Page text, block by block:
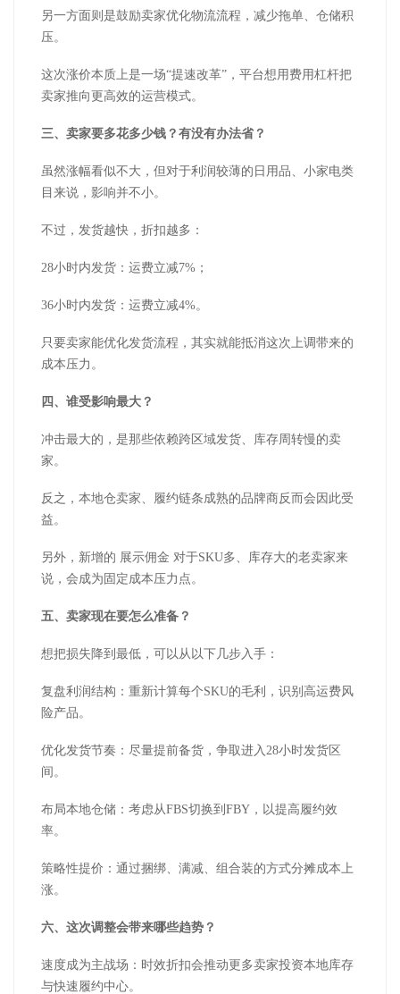
另一方面则是鼓励卖家优化物流流程，减少拖单、仓储积
压。
这次涨价本质上是一场“提速改革”，平台想用费用杠杆把
卖家推向更高效的运营模式。
三、卖家要多花多少钱？有没有办法省？
虽然涨幅看似不大，但对于利润较薄的日用品、小家电类
目来说，影响并不小。
不过，发货越快，折扣越多：
28小时内发货：运费立减7%；
36小时内发货：运费立减4%。
只要卖家能优化发货流程，其实就能抵消这次上调带来的
成本压力。
四、谁受影响最大？
冲击最大的，是那些依赖跨区域发货、库存周转慢的卖
家。
反之，本地仓卖家、履约链条成熟的品牌商反而会因此受
益。
另外，新增的 展示佣金 对于SKU多、库存大的老卖家来
说，会成为固定成本压力点。
五、卖家现在要怎么准备？
想把损失降到最低，可以从以下几步入手：
复盘利润结构：重新计算每个SKU的毛利，识别高运费风
险产品。
优化发货节奏：尽量提前备货，争取进入28小时发货区
间。
布局本地仓储：考虑从FBS切换到FBY，以提高履约效
率。
策略性提价：通过捆绑、满减、组合装的方式分摊成本上
涨。
六、这次调整会带来哪些趋势？
速度成为主战场：时效折扣会推动更多卖家投资本地库存
与快速履约中心。